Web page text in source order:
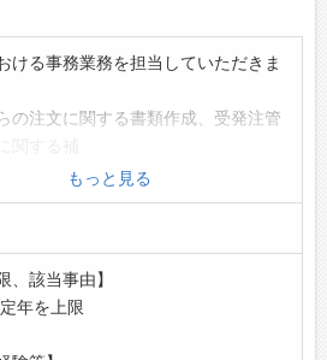
ける事務業務を担当していただきま
の注文に関する書類作成、受発注管
を行います。
納入計画表等の書類作成
、生産管理システムからの指示書
動、梱包、製品出荷に関する補助業
もっと見る
、該当事由】
年を上限